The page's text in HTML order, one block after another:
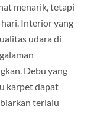
menarik, tetapi
Interior yang
udara di
Debu yang
karpet dapat
terlalu